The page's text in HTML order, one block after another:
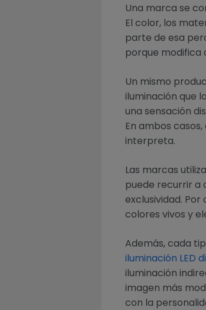
Una marca se
El color, los
parte de esa
porque modifica
Un mismo
iluminación que
una sensación
En ambos
interpreta.
Las marcas
puede recurrir a
exclusividad.
colores vivos y
Además, cada
iluminación LED
iluminación
imagen más
con la